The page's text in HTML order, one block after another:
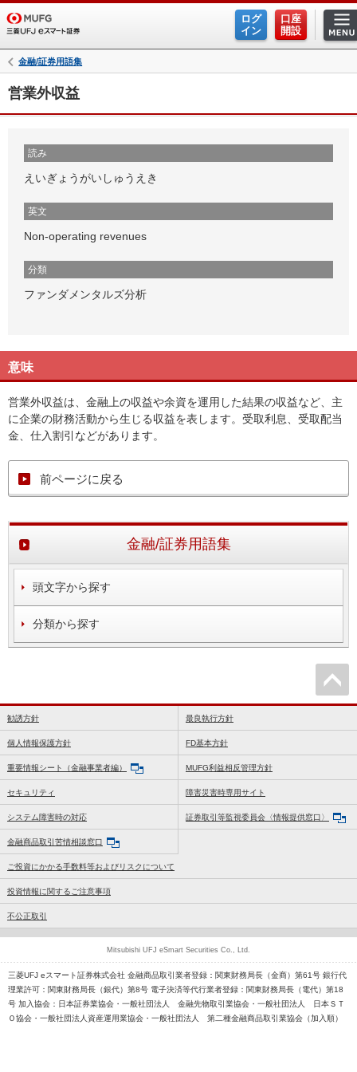
ログ
イン
口座
開設
金融/証券用語集
営業外収益
読み
えいぎょうがいしゅうえき
英文
Non-operating revenues
分類
ファンダメンタルズ分析
意味
営業外収益は、金融上の収益や余資を運用した結果の収益など、主
に企業の財務活動から生じる収益を表します。受取利息、受取配当
金、仕入割引などがあります。
前ページに戻る
金融/証券用語集
頭文字から探す
分類から探す
勧誘方針 最良執行方針
個人情報保護方針 FD基本方針
重要情報シート（金融事業者編） MUFG利益相反管理方針
セキュリティ 障害災害時専用サイト
システム障害時の対応 証券取引等監視委員会〈情報提供窓口〉
金融商品取引苦情相談窓口
ご投資にかかる手数料等およびリスクについて
投資情報に関するご注意事項
不公正取引
三菱UFJ eスマート証券株式会社 金融商品取引業者登録：関東財務局長（金商）第61号 銀行代
理業許可：関東財務局長（銀代）第8号 電子決済等代行業者登録：関東財務局長（電代）第18
号 加入協会：日本証券業協会・一般社団法人 金融先物取引業協会・一般社団法人 日本ＳＴ
Ｏ協会・一般社団法人資産運用業協会・一般社団法人 第二種金融商品取引業協会（加入順）
Mitsubishi UFJ eSmart Securities Co., Ltd.